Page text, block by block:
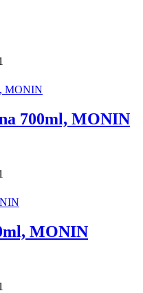
700ml, MONIN
MONIN